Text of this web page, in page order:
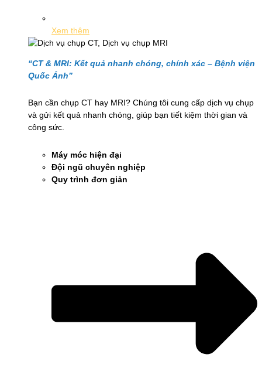
Xem thêm
“CT & MRI: Kết quả nhanh chóng, chính xác – Bệnh viện
Quốc Ánh”
Bạn cần chụp CT hay MRI? Chúng tôi cung cấp dịch vụ chụp
và gửi kết quả nhanh chóng, giúp bạn tiết kiệm thời gian và
công sức.
Máy móc hiện đại
Đội ngũ chuyên nghiệp
Quy trình đơn giản